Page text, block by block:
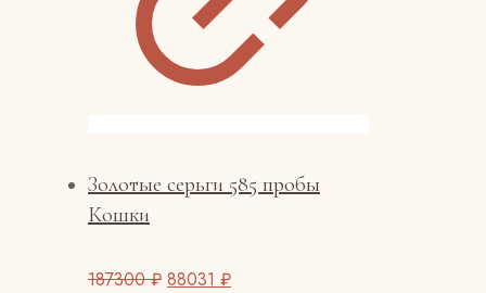
Золотые серьги 585 пробы
Кошки
187300₽ 88031 ₽